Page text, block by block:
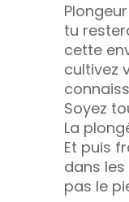
tu
cette
cultivez
Soyez
La
Et puis
dans les
pas le